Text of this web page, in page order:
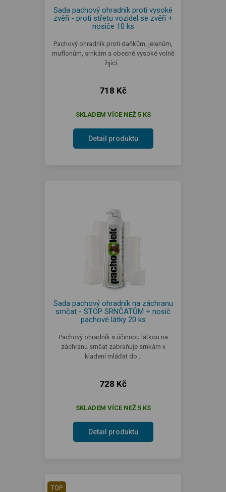
Sada pachový ohradník proti vysoké
zvěři - proti střetu vozidel se zvěří +
nosiče 10 ks
Pachový ohradník proti daňkům, jelenům,
muflonům, srnkám a obecně vysoké volně
žijící…
718 Kč
SKLADEM VÍCE NEŽ 5 KS
Detail produktu
Sada pachový ohradník na záchranu
srnčat - STOP SRNČATŮM + nosič
pachové látky 20 ks
Pachový ohradník s účinnou látkou na
záchranu srnčat zabraňuje srnkám v
kladení mláďat do…
728 Kč
SKLADEM VÍCE NEŽ 5 KS
Detail produktu
TOP